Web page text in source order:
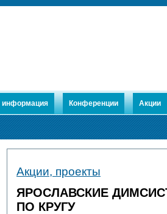
информация Конференции Акции
Акции, проекты
ЯРОСЛАВСКИЕ
ПО КРУГУ